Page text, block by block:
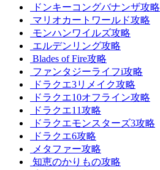
ドンキーコングバナンザ攻略
マリオカートワールド攻略
モンハンワイルズ攻略
エルデンリング攻略
Blades of Fire攻略
ファンタジーライフi攻略
ドラクエ3リメイク攻略
ドラクエ10オフライン攻略
ドラクエ11攻略
ドラクエモンスターズ3攻略
ドラクエ6攻略
メタファー攻略
知恵のかりもの攻略